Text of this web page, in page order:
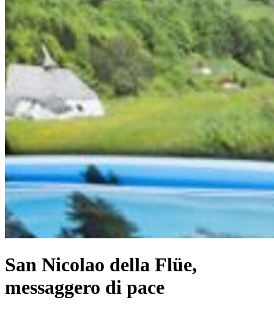
San Nicolao della Flüe,
messaggero di pace